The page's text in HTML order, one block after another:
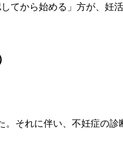
てから始める」方が、妊
。それに伴い、不妊症の